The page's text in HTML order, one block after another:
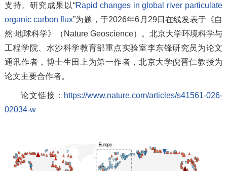
支持。研究成果以“Rapid changes in global river particulate
organic carbon flux”为题，于2026年6月29日在线发表于《自
然·地球科学》（ Nature Geoscience）。北京大学环境科学与
工程学院、水沙科学教育部重点实验室李东锋研究员为论文
通讯作者，博士生田上为第一作者，北京大学倪晋仁教授为
论文主要合作者。
论文链接： https://www.nature.com/articles/s41561-026-
02034-w